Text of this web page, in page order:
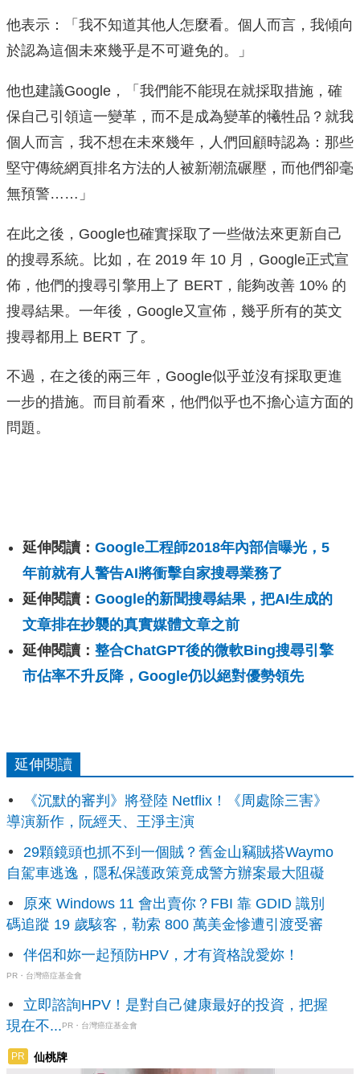
他表示：「我不知道其他人怎麼看。個人而言，我傾向
於認為這個未來幾乎是不可避免的。」
他也建議Google，「我們能不能現在就採取措施，確
保自己引領這一變革，而不是成為變革的犧牲品？就我
個人而言，我不想在未來幾年，人們回顧時認為：那些
堅守傳統網頁排名方法的人被新潮流碾壓，而他們卻毫
無預警……」
在此之後，Google也確實採取了一些做法來更新自己
的搜尋系統。比如，在 2019 年 10 月，Google正式宣
佈，他們的搜尋引擎用上了 BERT，能夠改善 10% 的
搜尋結果。一年後，Google又宣佈，幾乎所有的英文
搜尋都用上 BERT 了。
不過，在之後的兩三年，Google似乎並沒有採取更進
一步的措施。而目前看來，他們似乎也不擔心這方面的
問題。
延伸閱讀： Google工程師2018年內部信曝光，5
年前就有人警告AI將衝擊自家搜尋業務了
延伸閱讀： Google的新聞搜尋結果，把AI生成的
文章排在抄襲的真實媒體文章之前
延伸閱讀： 整合ChatGPT後的微軟Bing搜尋引擎
市佔率不升反降，Google仍以絕對優勢領先
延伸閱讀
《沉默的審判》將登陸 Netflix！《周處除三害》
導演新作，阮經天、王淨主演
29顆鏡頭也抓不到一個賊？舊金山竊賊搭Waymo
自駕車逃逸，隱私保護政策竟成警方辦案最大阻礙
原來 Windows 11 會出賣你？FBI 靠 GDID 識別
碼追蹤 19 歲駭客，勒索 800 萬美金慘遭引渡受審
伴侶和妳一起預防HPV，才有資格說愛妳！
PR・台灣癌症基金會
立即諮詢HPV！是對自己健康最好的投資，把握
現在不...PR・台灣癌症基金會
PR 仙桃牌